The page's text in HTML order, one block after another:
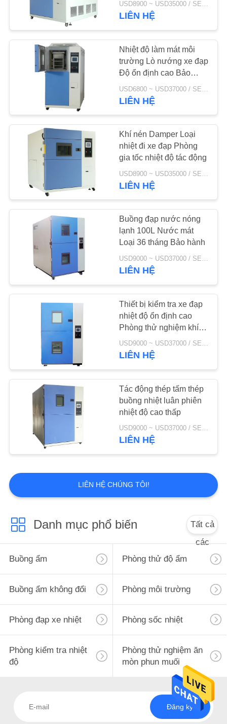
Phòng thử Ozone
34
Lò sấy công nghiệp
24
Đi bộ trong phòng
môi trường
19
SO2 H2S CO2
Phòng thử nghiệm
khí độc hại
16
USD8900 ~ USD35000 / SET MOQ:1 tập
LIÊN HỆ
Nhiệt độ làm mát môi
trường Lò nướng xe đạp
Độ ổn định cao Bảo
hành 3 năm
LIÊN HỆ
Khí nén Damper Loại
nhiệt đi xe đạp Phòng
gia tốc nhiệt độ tác động
LIÊN HỆ
Buồng đạp nước nóng
lạnh 100L Nước mát
Loại 36 tháng Bảo hành
USD9000 ~ USD37000 / SET MOQ:1 tập
LIÊN HỆ
Thiết bị kiểm tra xe đạp
nhiệt độ ổn định cao
Phòng thử nghiệm khí
hậu 380V 50HZ
USD9000 ~ USD37000 / SET MOQ:1 tập
LIÊN HỆ
Tác động thép tấm thép
buồng nhiệt luân phiên
nhiệt độ cao thấp
USD9000 ~ USD37000 / SET MOQ:1 tập
LIÊN HỆ
LIÊN HỆ CHÚNG TÔI!
Danh mục phổ biến
Tất cả
các
Buồng ẩm
Phòng thử độ ẩm
Buồng ẩm không đổi Phòng môi trường
Phòng đạp xe nhiệt Phòng sốc nhiệt
Phòng kiểm tra nhiệt
độ
Phòng thử nghiệm ăn
mòn phun muối
Đăng ký